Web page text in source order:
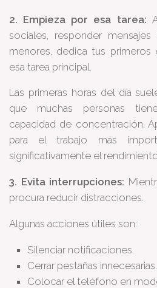
2. Empieza por esa tarea:
sociales, responder
menores, dedica tus
esa tarea principal.
Las primeras horas del día
que muchas personas
capacidad de concentración.
para el trabajo más
significativamente el
3. Evita interrupciones:
procura reducir distracciones.
Algunas acciones útiles son:
Silenciar notificaciones.
Cerrar pestañas innecesarias.
Colocar el teléfono en